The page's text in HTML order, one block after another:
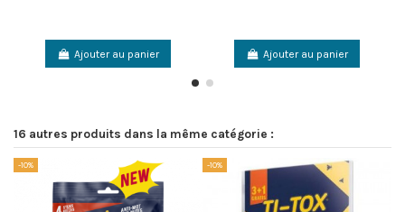
Ajouter au panier Ajouter au panier
16 autres produits dans la même catégorie :
-10% -10%